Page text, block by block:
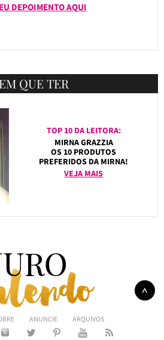
DEPOIMENTO AQUI
QUE TER
TOP 10 DA LEITORA:
MIRNA GRAZZIA
OS 10 PRODUTOS
PREFERIDOS DA MIRNA!
VEJA MAIS
ANUNCIE ARQUIVOS